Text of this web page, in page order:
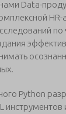
Data-
HR-
Python
инструментов